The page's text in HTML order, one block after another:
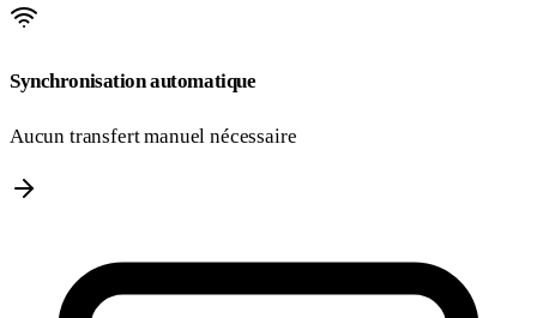
Synchronisation automatique
Aucun transfert manuel nécessaire